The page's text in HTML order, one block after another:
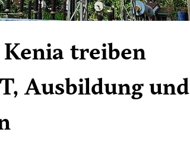
treiben
Ausbildung und